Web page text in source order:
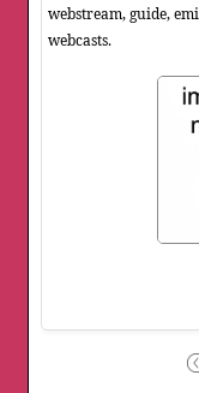
webstream, guide,
webcasts.